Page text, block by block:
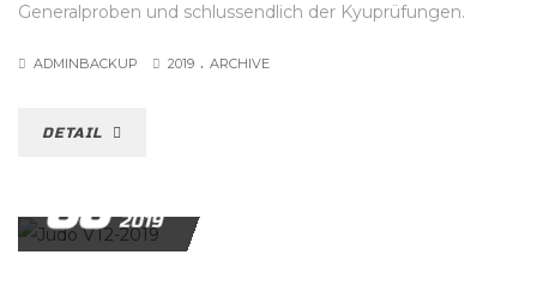
Generalproben und schlussendlich der Kyuprüfungen.
ADMINBACKUP 2019 . ARCHIVE
DETAIL
06 2019